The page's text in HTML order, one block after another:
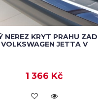
NEREZ KRYT PRAHU
VOLKSWAGEN JETTA V
1 366 Kč
KOUPIT